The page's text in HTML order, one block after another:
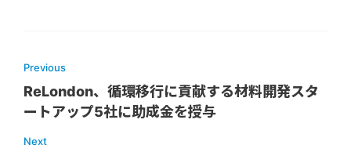
Previous
ReLondon、循環移行に貢献する材料開発スタ
ートアップ5社に助成金を授与
Next